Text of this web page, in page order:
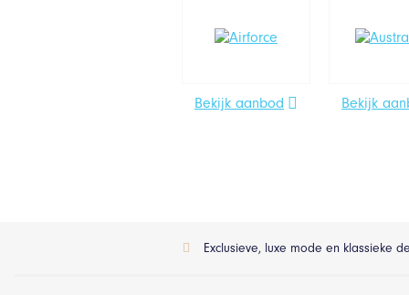
Bekijk aanbod Bekijk
Exclusieve, luxe mode en klassieke